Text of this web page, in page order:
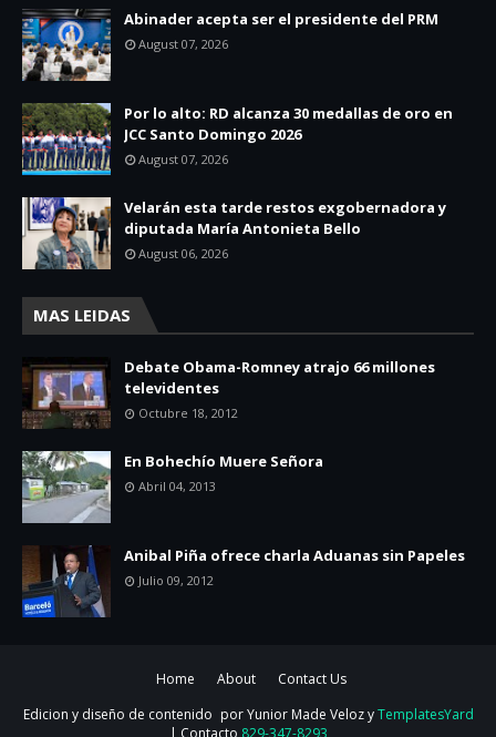
Abinader acepta ser el presidente del PRM
August 07, 2026
Por lo alto: RD alcanza 30 medallas de oro en
JCC Santo Domingo 2026
August 07, 2026
Velarán esta tarde restos exgobernadora y
diputada María Antonieta Bello
August 06, 2026
MAS LEIDAS
Debate Obama-Romney atrajo 66 millones
televidentes
Octubre 18, 2012
En Bohechío Muere Señora
Abril 04, 2013
Anibal Piña ofrece charla Aduanas sin Papeles
Julio 09, 2012
Home About
Contact Us
Edicion y diseño de contenido por Yunior Made Veloz yTemplatesYard
| Contacto 829-347-8293